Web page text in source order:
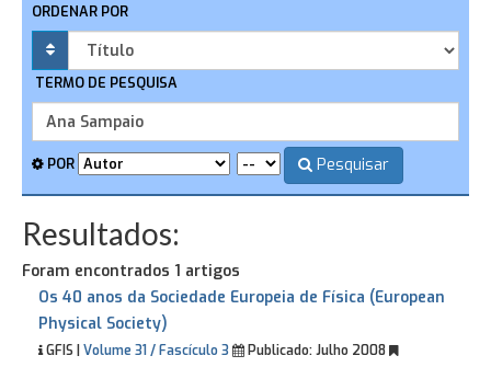
ORDENAR POR
TERMO DE PESQUISA
POR Pesquisar
Resultados:
Foram encontrados 1 artigos
Os 40 anos da Sociedade Europeia de Física (European
Physical Society)
GFIS | Volume 31 / Fascículo 3 Publicado:Julho 2008